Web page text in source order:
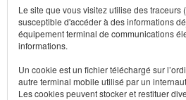
Le site que vous visitez utilise des traceurs
susceptible d'accéder à des informations
équipement terminal de communications
informations.
Un cookie est un fichier téléchargé sur
autre terminal mobile utilisé par un
Les cookies peuvent stocker et restituer